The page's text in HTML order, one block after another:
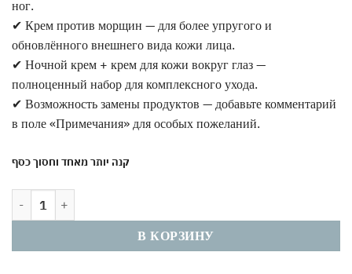
ног.
✔ Крем против морщин — для более упругого и
обновлённого внешнего вида кожи лица.
✔ Ночной крем + крем для кожи вокруг глаз —
полноценный набор для комплексного ухода.
✔ Возможность замены продуктов — добавьте комментарий
в поле «Примечания» для особых пожеланий.
קנה יותר מאחד וחסוך כסף
В КОРЗИНУ